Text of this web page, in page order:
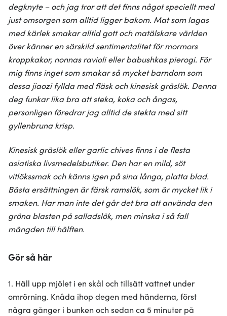
degknyte – och jag tror att det finns något speciellt med
just omsorgen som alltid ligger bakom. Mat som lagas
med kärlek smakar alltid gott och matälskare världen
över känner en särskild sentimentalitet för mormors
kroppkakor, nonnas ravioli eller babushkas pierogi. För
mig finns inget som smakar så mycket barndom som
dessa jiaozi fyllda med fläsk och kinesisk gräslök. Denna
deg funkar lika bra att steka, koka och ångas,
personligen föredrar jag alltid de stekta med sitt
gyllenbruna krisp.
Kinesisk gräslök eller garlic chives finns i de flesta
asiatiska livsmedelsbutiker. Den har en mild, söt
vitlökssmak och känns igen på sina långa, platta blad.
Bästa ersättningen är färsk ramslök, som är mycket lik i
smaken. Har man inte det går det bra att använda den
gröna blasten på salladslök, men minska i så fall
mängden till hälften.
Gör så här
1. Häll upp mjölet i en skål och tillsätt vattnet under
omrörning. Knåda ihop degen med händerna, först
några gånger i bunken och sedan ca 5 minuter på